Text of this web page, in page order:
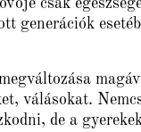
csak
generációk
válásokat.
de a